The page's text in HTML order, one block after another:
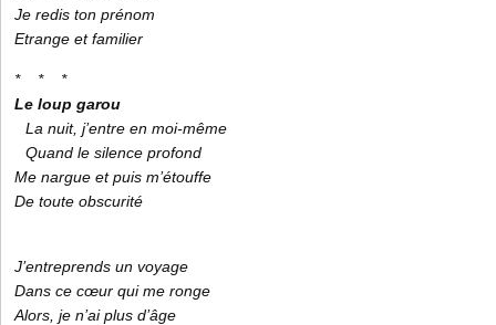
Je redis ton prénom
Etrange et familier
* * *
Le loup garou
La nuit, j’entre en moi-même
Quand le silence profond
Me nargue et puis m’étouffe
De toute obscurité
J’entreprends un voyage
Dans ce cœur qui me ronge
Alors, je n’ai plus d’âge